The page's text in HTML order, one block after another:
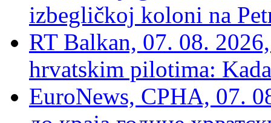
izbegličkoj koloni na
RT Balkan, 07. 08.
hrvatskim pilotima:
EuroNews, СРНА, 07.